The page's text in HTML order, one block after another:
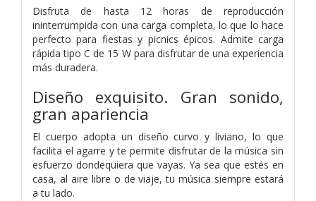
Disfruta de hasta 12 horas de reproducción
ininterrumpida con una carga completa, lo que lo hace
perfecto para fiestas y picnics épicos. Admite carga
rápida tipo C de 15 W para disfrutar de una experiencia
más duradera.
Diseño exquisito. Gran sonido,
gran apariencia
El cuerpo adopta un diseño curvo y liviano, lo que
facilita el agarre y te permite disfrutar de la música sin
esfuerzo dondequiera que vayas. Ya sea que estés en
casa, al aire libre o de viaje, tu música siempre estará
a tu lado.